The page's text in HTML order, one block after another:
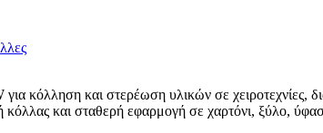
και στερέωση υλικών σε χειροτεχνίες,
και σταθερή εφαρμογή σε χαρτόνι, ξύλο,